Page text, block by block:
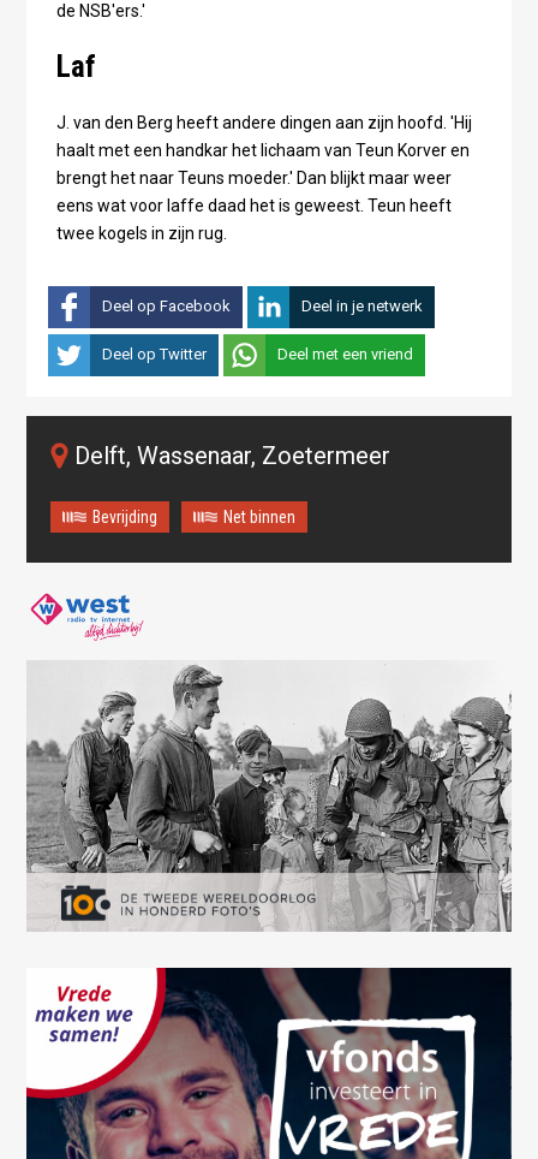
de NSB'ers.'
Laf
J. van den Berg heeft andere dingen aan zijn hoofd. 'Hij
haalt met een handkar het lichaam van Teun Korver en
brengt het naar Teuns moeder.' Dan blijkt maar weer
eens wat voor laffe daad het is geweest. Teun heeft
twee kogels in zijn rug.
Deel op Facebook Deel in je netwerk
Deel op Twitter Deel met een vriend
Delft, Wassenaar, Zoetermeer
Bevrijding Net binnen